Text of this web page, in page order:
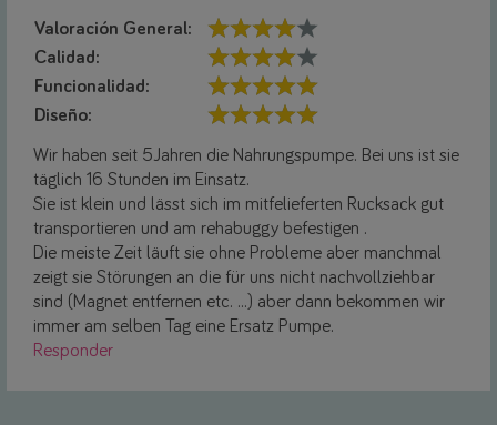
Valoración General:
Calidad:
Funcionalidad:
Diseño:
Wir haben seit 5Jahren die Nahrungspumpe. Bei uns ist sie
täglich 16 Stunden im Einsatz.
Sie ist klein und lässt sich im mitfelieferten Rucksack gut
transportieren und am rehabuggy befestigen .
Die meiste Zeit läuft sie ohne Probleme aber manchmal
zeigt sie Störungen an die für uns nicht nachvollziehbar
sind (Magnet entfernen etc. ...) aber dann bekommen wir
immer am selben Tag eine Ersatz Pumpe.
Responder